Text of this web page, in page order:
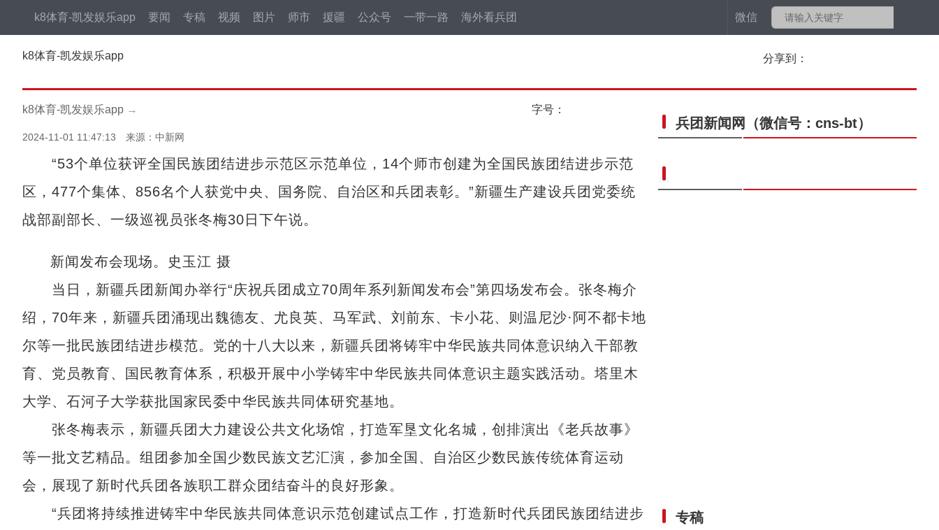
微信
k8体育-凯发娱乐app 要闻 专稿 视频 图片 师市 援疆 公众号 一带一路 海外看兵团
k8体育-凯发娱乐app 分享到：
k8体育-凯发娱乐app → 字号：
2024-11-01 11:47:13 来源：中新网
“53个单位获评全国民族团结进步示范区示范单位，14个师市创建为全国民族团结进步示范
区，477个集体、856名个人获党中央、国务院、自治区和兵团表彰。”新疆生产建设兵团党委统
战部副部长、一级巡视员张冬梅30日下午说。
新闻发布会现场。史玉江 摄
当日，新疆兵团新闻办举行“庆祝兵团成立70周年系列新闻发布会”第四场发布会。张冬梅介
绍，70年来，新疆兵团涌现出魏德友、尤良英、马军武、刘前东、卡小花、则温尼沙·阿不都卡地
尔等一批民族团结进步模范。党的十八大以来，新疆兵团将铸牢中华民族共同体意识纳入干部教
育、党员教育、国民教育体系，积极开展中小学铸牢中华民族共同体意识主题实践活动。塔里木
大学、石河子大学获批国家民委中华民族共同体研究基地。
张冬梅表示，新疆兵团大力建设公共文化场馆，打造军垦文化名城，创排演出《老兵故事》
等一批文艺精品。组团参加全国少数民族文艺汇演，参加全国、自治区少数民族传统体育运动
会，展现了新时代兵团各族职工群众团结奋斗的良好形象。
“兵团将持续推进铸牢中华民族共同体意识示范创建试点工作，打造新时代兵团民族团结进步
兵团新闻网 （微信号：cns-bt）
专稿